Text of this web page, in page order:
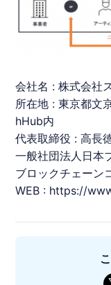
会社名 : 株式会社
所在地 : 東京都文
hHub内
代表取締役 : 高長
一般社団法人日本
ブロックチェーン
WEB : https://